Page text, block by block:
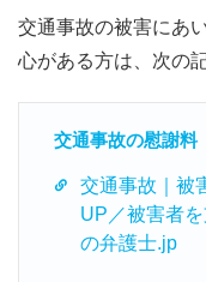
交通事故の被害にあ
心がある方は、次の
交通事故の慰謝料
交通事故｜被
UP／被害者
の弁護士.jp